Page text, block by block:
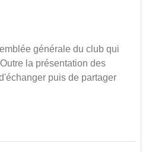
générale du club qui
la présentation des
puis de partager